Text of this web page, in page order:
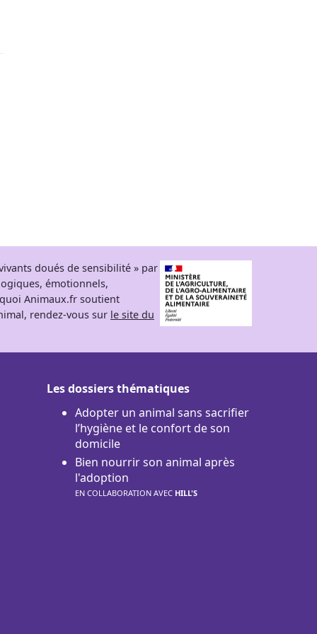
doués de sensibilité » par
émotionnels,
Animaux.fr soutient
rendez-vous sur le site du
Les dossiers thématiques
Adopter un animal sans sacrifier
l’hygiène et le confort de son
domicile
Bien nourrir son animal après
l'adoption
EN COLLABORATION AVEC HILL'S